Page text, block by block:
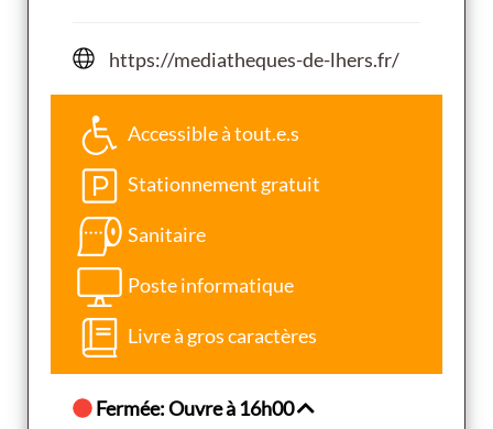
https://mediatheques-de-lhers.fr/
Accessible à tout.e.s
Stationnement gratuit
Sanitaire
Poste informatique
Livre à gros caractères
Fermée: Ouvre à 16h00